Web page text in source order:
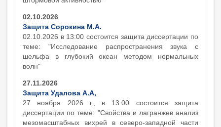
02.10.2026
Защита Сорокина М.А.
02.10.2026 в 13:00 состоится защита диcсертации по
теме: "Исследование распространения звука с
шельфа в глубокий океан методом нормальных
волн"
27.11.2026
Защита Удалова А.А,
27 ноября 2026 г., в 13:00 состоится защита
диcсертации по теме: "Свойства и лагранжев анализ
мезомасштабных вихрей в северо-западной части